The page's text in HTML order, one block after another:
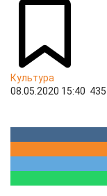
Культура
08.05.2020 15:40 435